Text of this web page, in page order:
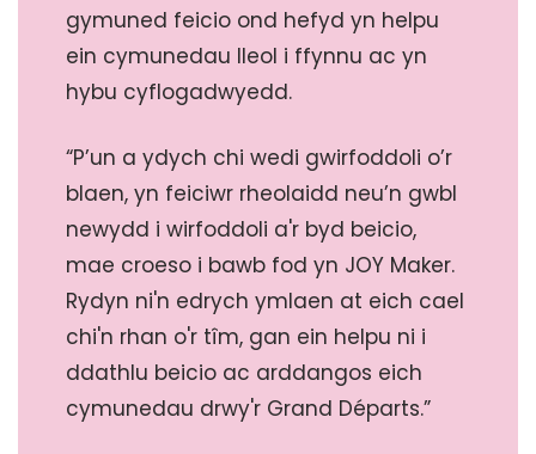
gymuned feicio ond hefyd yn helpu
ein cymunedau lleol i ffynnu ac yn
hybu cyflogadwyedd.
“P’un a ydych chi wedi gwirfoddoli o’r
blaen, yn feiciwr rheolaidd neu’n gwbl
newydd i wirfoddoli a'r byd beicio,
mae croeso i bawb fod yn JOY Maker.
Rydyn ni'n edrych ymlaen at eich cael
chi'n rhan o'r tîm, gan ein helpu ni i
ddathlu beicio ac arddangos eich
cymunedau drwy'r Grand Départs.”